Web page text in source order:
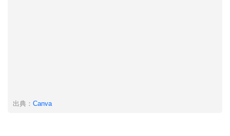
出典： Canva